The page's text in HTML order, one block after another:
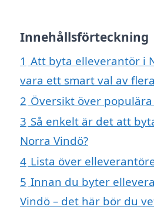
Innehållsförteckning
1 Att byta elleverantör i
vara ett smart val av
2 Översikt över
3 Så enkelt är det att
Norra Vindö?
4 Lista över
5 Innan du byter
Vindö – det här bör du